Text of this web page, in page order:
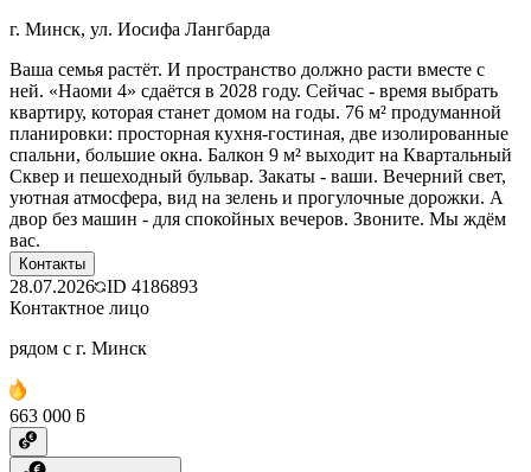
г. Минск, ул. Иосифа Лангбарда
Ваша семья растёт. И пространство должно расти вместе с
ней. «Наоми 4» сдаётся в 2028 году. Сейчас - время выбрать
квартиру, которая станет домом на годы. 76 м² продуманной
планировки: просторная кухня-гостиная, две изолированные
спальни, большие окна. Балкон 9 м² выходит на Квартальный
Сквер и пешеходный бульвар. Закаты - ваши. Вечерний свет,
уютная атмосфера, вид на зелень и прогулочные дорожки. А
двор без машин - для спокойных вечеров. Звоните. Мы ждём
вас.
Контакты
28.07.2026 ID 4186893
Контактное лицо
рядом с г. Минск
663 000 ƃ